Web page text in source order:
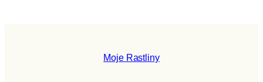
Moje Rastliny